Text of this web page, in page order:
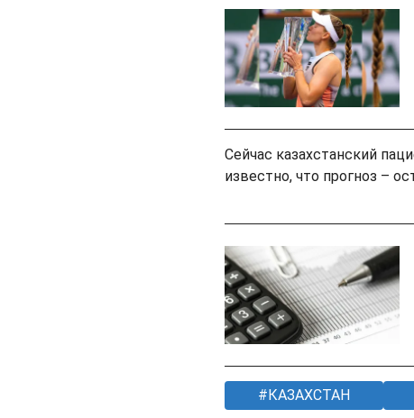
Cейчас казахстанский
известно, что прогноз –
КАЗАХСТАН